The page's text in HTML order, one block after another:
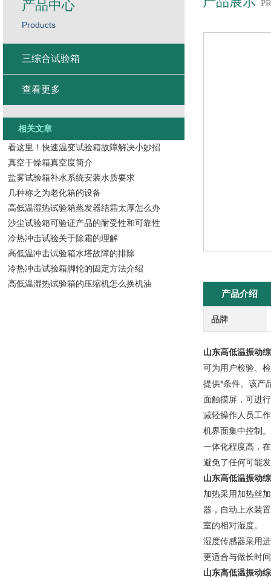
产品介绍
品牌
山东高低温振动
可为用户检验、
提供*条件。该产
面触摸屏，可进
减轻操作人员工
机界面集中控制
一体化程度高，
避免了任何可能
山东高低温振动
加热采用加热丝
器，自动上水装
室的相对湿度。
湿度传感器采用
更适合与做长时
山东高低温振动
产品中心
Products
三综合试验箱
查看更多
相关文章
看这里！快速温变试验箱故障解决小妙招
真空干燥箱真空度简介
盐雾试验箱补水系统安装水质要求
几种称之为老化箱的设备
高低温湿热试验箱蒸发器结霜太厚怎么办
沙尘试验箱可验证产品的耐受性和可靠性
冷热冲击试验关于除霜的理解
高低温冲击试验箱水塔故障的排除
冷热冲击试验箱脚轮的固定方法介绍
高低温湿热试验箱的压缩机怎么换机油